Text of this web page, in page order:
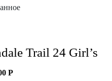
Trail 24 Girl’s
Р